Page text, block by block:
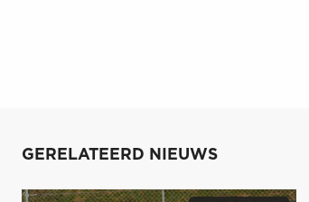
GERELATEERD NIEUWS